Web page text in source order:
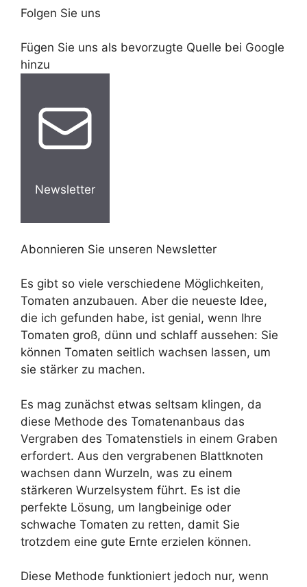
Folgen Sie uns
Fügen Sie uns als bevorzugte Quelle bei Google
hinzu
Newsletter
Abonnieren Sie unseren Newsletter
Es gibt so viele verschiedene Möglichkeiten,
Tomaten anzubauen. Aber die neueste Idee,
die ich gefunden habe, ist genial, wenn Ihre
Tomaten groß, dünn und schlaff aussehen: Sie
können Tomaten seitlich wachsen lassen, um
sie stärker zu machen.
Es mag zunächst etwas seltsam klingen, da
diese Methode des Tomatenanbaus das
Vergraben des Tomatenstiels in einem Graben
erfordert. Aus den vergrabenen Blattknoten
wachsen dann Wurzeln, was zu einem
stärkeren Wurzelsystem führt. Es ist die
perfekte Lösung, um langbeinige oder
schwache Tomaten zu retten, damit Sie
trotzdem eine gute Ernte erzielen können.
Diese Methode funktioniert jedoch nur, wenn